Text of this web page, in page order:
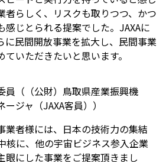
者らしく、リスクも取りつつ、かつ
感じとられる提案でした。JAXAに
に民間開放事業を拡大し、民間事業
いただきたいと思います。
（（公財）鳥取県産業振興機
ジャ（JAXA客員））
業者様には、日本の技術力の集結
核に、他の宇宙ビジネス参入企業
眼にした事業をご提案頂きまし